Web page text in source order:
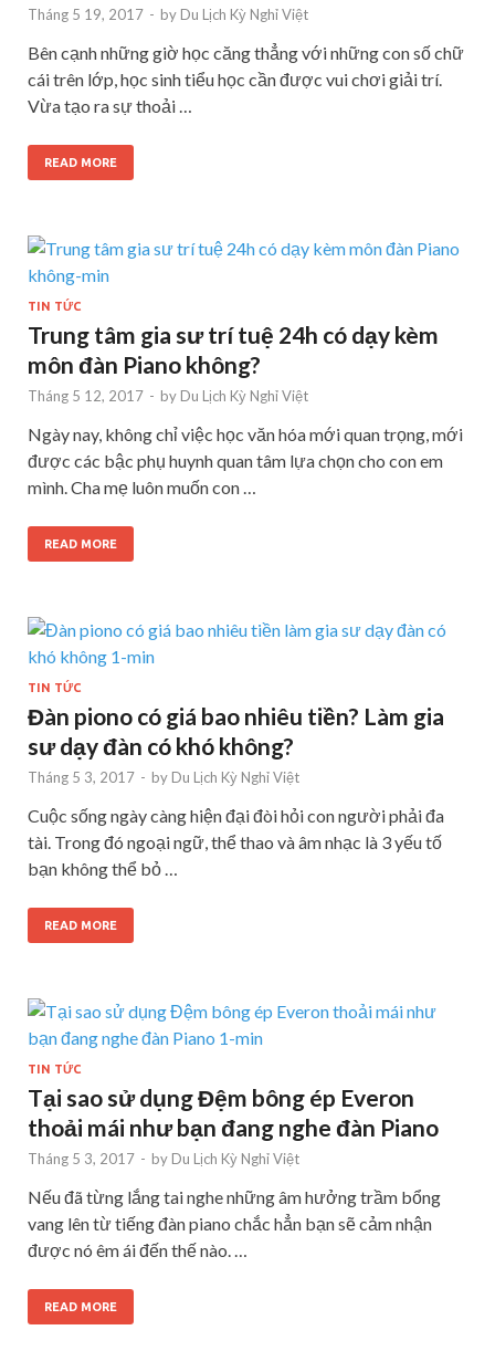
Tháng 5 19, 2017 - by Du Lịch Kỳ Nghỉ Việt
Bên cạnh những giờ học căng thẳng với những con số chữ
cái trên lớp, học sinh tiểu học cần được vui chơi giải trí.
Vừa tạo ra sự thoải …
READ MORE
TIN TỨC
Trung tâm gia sư trí tuệ 24h có dạy kèm
môn đàn Piano không?
Tháng 5 12, 2017 - by Du Lịch Kỳ Nghỉ Việt
Ngày nay, không chỉ việc học văn hóa mới quan trọng, mới
được các bậc phụ huynh quan tâm lựa chọn cho con em
mình. Cha mẹ luôn muốn con …
READ MORE
TIN TỨC
Đàn piono có giá bao nhiêu tiền? Làm gia
sư dạy đàn có khó không?
Tháng 5 3, 2017 - by Du Lịch Kỳ Nghỉ Việt
Cuộc sống ngày càng hiện đại đòi hỏi con người phải đa
tài. Trong đó ngoại ngữ, thể thao và âm nhạc là 3 yếu tố
bạn không thể bỏ …
READ MORE
TIN TỨC
Tại sao sử dụng Đệm bông ép Everon
thoải mái như bạn đang nghe đàn Piano
Tháng 5 3, 2017 - by Du Lịch Kỳ Nghỉ Việt
Nếu đã từng lắng tai nghe những âm hưởng trầm bổng
vang lên từ tiếng đàn piano chắc hẳn bạn sẽ cảm nhận
được nó êm ái đến thế nào. …
READ MORE